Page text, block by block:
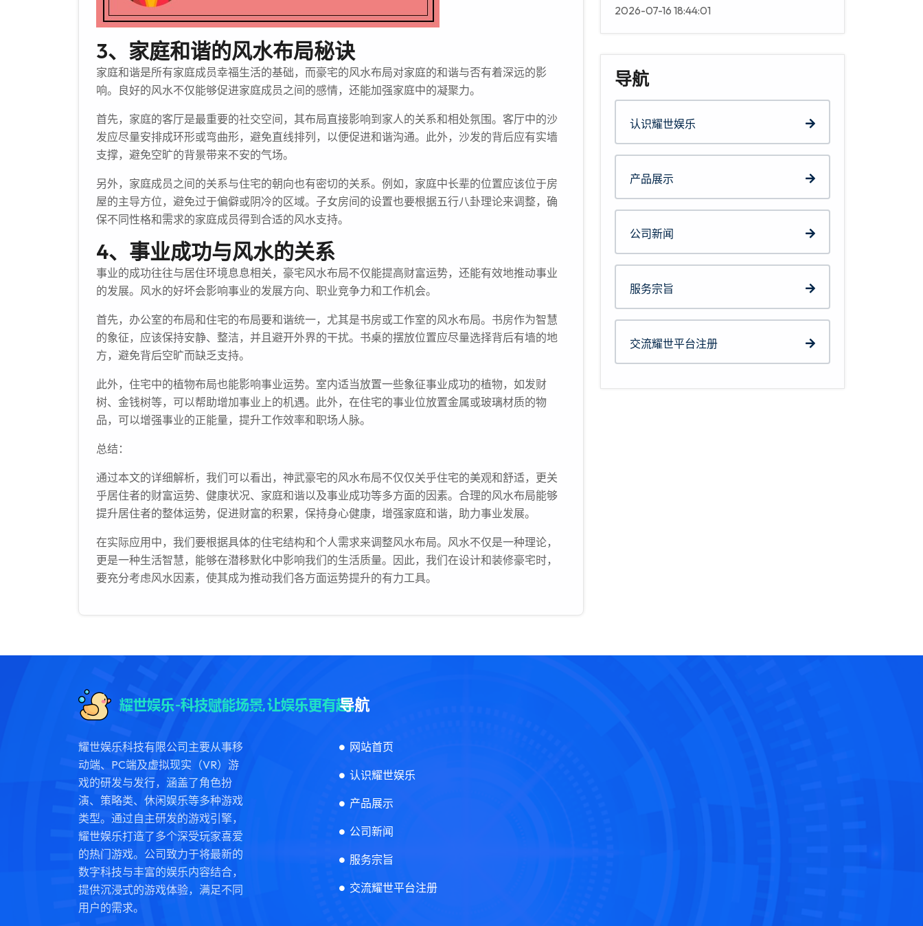
3、家庭和谐的风水布局秘诀
家庭和谐是所有家庭成员幸福生活的基础，而豪宅的风水布局对家庭的和谐与否有着深远的影
响。良好的风水不仅能够促进家庭成员之间的感情，还能加强家庭中的凝聚力。
首先，家庭的客厅是最重要的社交空间，其布局直接影响到家人的关系和相处氛围。客厅中的沙
发应尽量安排成环形或弯曲形，避免直线排列，以便促进和谐沟通。此外，沙发的背后应有实墙
支撑，避免空旷的背景带来不安的气场。
另外，家庭成员之间的关系与住宅的朝向也有密切的关系。例如，家庭中长辈的位置应该位于房
屋的主导方位，避免过于偏僻或阴冷的区域。子女房间的设置也要根据五行八卦理论来调整，确
保不同性格和需求的家庭成员得到合适的风水支持。
4、事业成功与风水的关系
事业的成功往往与居住环境息息相关，豪宅风水布局不仅能提高财富运势，还能有效地推动事业
的发展。风水的好坏会影响事业的发展方向、职业竞争力和工作机会。
首先，办公室的布局和住宅的布局要和谐统一，尤其是书房或工作室的风水布局。书房作为智慧
的象征，应该保持安静、整洁，并且避开外界的干扰。书桌的摆放位置应尽量选择背后有墙的地
方，避免背后空旷而缺乏支持。
此外，住宅中的植物布局也能影响事业运势。室内适当放置一些象征事业成功的植物，如发财
树、金钱树等，可以帮助增加事业上的机遇。此外，在住宅的事业位放置金属或玻璃材质的物
品，可以增强事业的正能量，提升工作效率和职场人脉。
总结：
通过本文的详细解析，我们可以看出，神武豪宅的风水布局不仅仅关乎住宅的美观和舒适，更关
乎居住者的财富运势、健康状况、家庭和谐以及事业成功等多方面的因素。合理的风水布局能够
提升居住者的整体运势，促进财富的积累，保持身心健康，增强家庭和谐，助力事业发展。
在实际应用中，我们要根据具体的住宅结构和个人需求来调整风水布局。风水不仅是一种理论，
更是一种生活智慧，能够在潜移默化中影响我们的生活质量。因此，我们在设计和装修豪宅时，
要充分考虑风水因素，使其成为推动我们各方面运势提升的有力工具。
2026-07-16 18:44:01
导航
认识耀世娱乐
产品展示
公司新闻
服务宗旨
交流耀世平台注册
耀世娱乐科技有限公司主要从事移
动端、PC端及虚拟现实（VR）游
戏的研发与发行，涵盖了角色扮
演、策略类、休闲娱乐等多种游戏
类型。通过自主研发的游戏引擎，
耀世娱乐打造了多个深受玩家喜爱
的热门游戏。公司致力于将最新的
数字科技与丰富的娱乐内容结合，
提供沉浸式的游戏体验，满足不同
用户的需求。
导航
网站首页
认识耀世娱乐
产品展示
公司新闻
服务宗旨
交流耀世平台注册